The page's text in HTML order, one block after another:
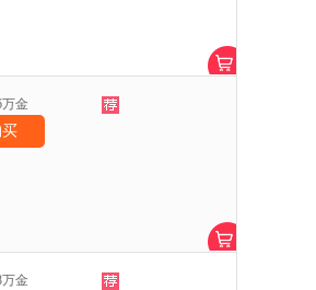
万金
万金